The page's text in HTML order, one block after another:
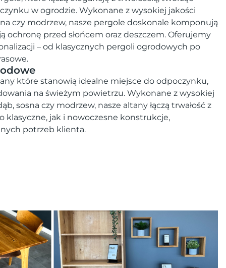
w ogrodzie. Wykonane z wysokiej jakości
czy modrzew, nasze pergole doskonale komponują
ochronę przed słońcem oraz deszczem. Oferujemy
– od klasycznych pergoli ogrodowych po
które stanowią idealne miejsce do odpoczynku,
na świeżym powietrzu. Wykonane z wysokiej
sosna czy modrzew, nasze altany łączą trwałość z
klasyczne, jak i nowoczesne konstrukcje,
potrzeb klienta.